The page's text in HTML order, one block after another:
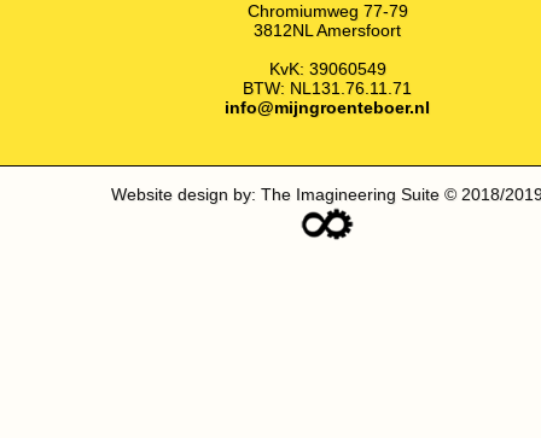
Chromiumweg 77-79
3812NL Amersfoort
KvK: 39060549
BTW: NL131.76.11.71
info@mijngroenteboer.nl
Website design by: The Imagineering Suite © 2018/